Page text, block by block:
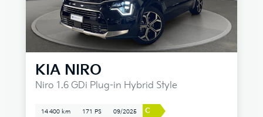
KIA NIRO
Niro 1.6 GDi Plug-in Hybrid Style
14 400 km 171 PS 09/2025 C